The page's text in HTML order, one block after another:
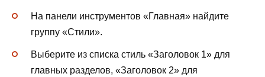
На панели инструментов «Главная» найдите
группу «Стили».
Выберите из списка стиль «Заголовок 1» для
главных разделов, «Заголовок 2» для